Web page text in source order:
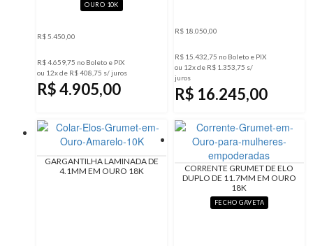
OURO 10K
R$ 4.659,75 no Boleto e PIX
ou 12x de R$ 408,75 s/ juros
R$ 5.450,00
R$ 4.905,00
R$ 15.432,75 no Boleto e PIX
ou 12x de R$ 1.353,75 s/
juros
R$ 18.050,00
R$ 16.245,00
GARGANTILHA LAMINADA DE
4.1MM EM OURO 18K
FECHO GAVETA
CORRENTE GRUMET DE ELO
DUPLO DE 11.7MM EM OURO
18K